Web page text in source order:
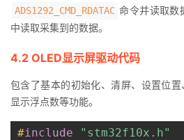
ADS1292_CMD_RDATAC 命令并读取数
中读取采集到的数据。
4.2 OLED显示屏驱动代码
包含了基本的初始化、清屏、设置位
显示浮点数等功能。
#include
"stm32f10x.h"